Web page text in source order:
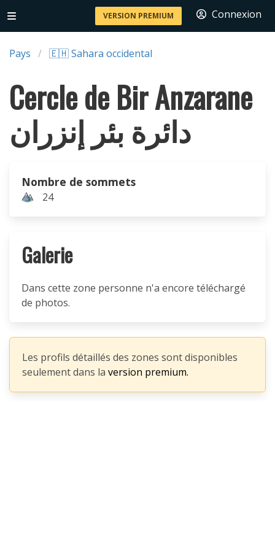
VERSION PREMIUM Connexion
Pays 🇪🇭 Sahara occidental
Cercle de Bir Anzarane
دائرة بئر إنزران
Nombre de sommets
24
Galerie
Dans cette zone personne n'a encore téléchargé
de photos.
Les profils détaillés des zones sont disponibles
seulement dans la version premium.